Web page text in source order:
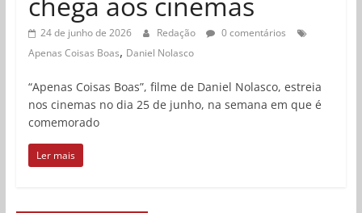
24 de junho de 2026 Redação
0 comentários
Apenas Coisas Boas, Daniel Nolasco
“Apenas Coisas Boas”, filme de Daniel Nolasco, estreia
nos cinemas no dia 25 de junho, na semana em que é
comemorado
Ler mais